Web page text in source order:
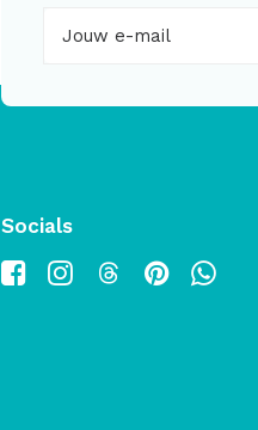
Socials